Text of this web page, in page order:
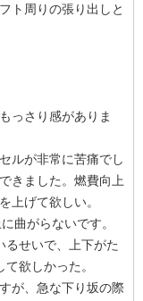
ト周りの張り出しと
っさり感がありま
ルが非常に苦痛でし
きました。燃費向上
上げて欲しい。
曲がらないです。
るせいで、上下がた
欲しかった。
が、急な下り坂の際